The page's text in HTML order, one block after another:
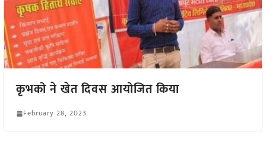
कृभको ने खेत दिवस आयोजित किया
February 28, 2023